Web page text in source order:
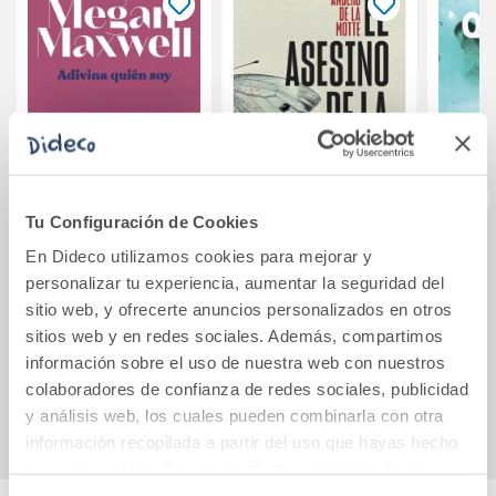
Tu Configuración de Cookies
En Dideco utilizamos cookies para mejorar y
personalizar tu experiencia, aumentar la seguridad del
sitio web, y ofrecerte anuncios personalizados en otros
sitios web y en redes sociales. Además, compartimos
información sobre el uso de nuestra web con nuestros
colaboradores de confianza de redes sociales, publicidad
y análisis web, los cuales pueden combinarla con otra
información recopilada a partir del uso que hayas hecho
Adivina quién soy
9,95€
Comprar
El asesino de la
montaña (Unidad
de Casos Perdidos,
1)
12,95€
Comprar